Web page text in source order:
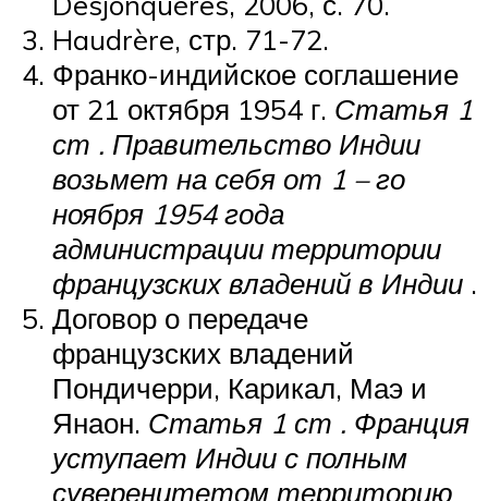
Haudrère, стр. 71-72.
Франко-индийское соглашение
от 21 октября 1954 г. Статья 1
ст . Правительство Индии
возьмет на себя от 1 – го
ноября 1954 года
администрации территории
французских владений в Индии .
Договор о передаче
французских владений
Пондичерри, Карикал, Маэ и
Янаон. Статья 1 ст . Франция
уступает Индии с полным
суверенитетом территорию